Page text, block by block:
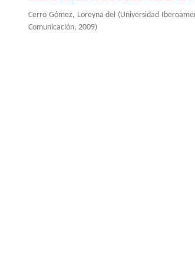
Cerro Gómez, Loreyna del (Universidad
Comunicación, 2009)